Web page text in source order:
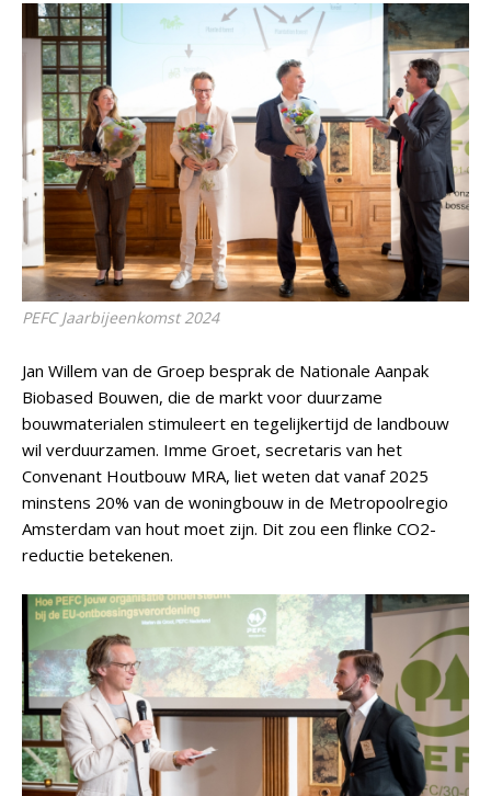
PEFC Jaarbijeenkomst 2024
Jan Willem van de Groep besprak de Nationale Aanpak
Biobased Bouwen, die de markt voor duurzame
bouwmaterialen stimuleert en tegelijkertijd de landbouw
wil verduurzamen. Imme Groet, secretaris van het
Convenant Houtbouw MRA, liet weten dat vanaf 2025
minstens 20% van de woningbouw in de Metropoolregio
Amsterdam van hout moet zijn. Dit zou een flinke CO2-
reductie betekenen.